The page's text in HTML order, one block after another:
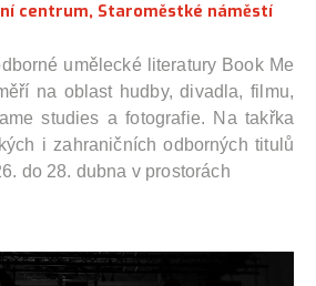
centrum, Staroměstké náměstí
umělecké literatury Book Me
na oblast hudby, divadla, filmu,
studies a fotografie. Na takřka
i zahraničních odborných titulů
do 28. dubna v prostorách